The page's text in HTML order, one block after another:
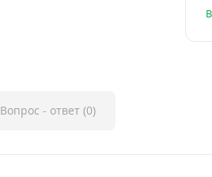
Вопрос - ответ (0)